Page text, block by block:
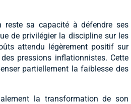
reste sa capacité à défendre ses
de privilégier la discipline sur les
attendu légèrement positif sur
pressions inflationnistes. Cette
partiellement la faiblesse des
la transformation de son